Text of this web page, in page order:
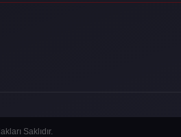
Saklıdır.